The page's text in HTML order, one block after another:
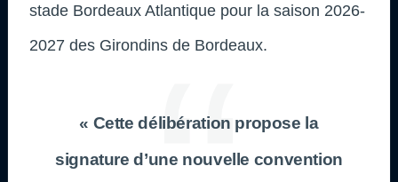
stade Bordeaux Atlantique pour la saison 2026-
2027 des Girondins de Bordeaux.
« Cette délibération propose la
signature d’une nouvelle convention